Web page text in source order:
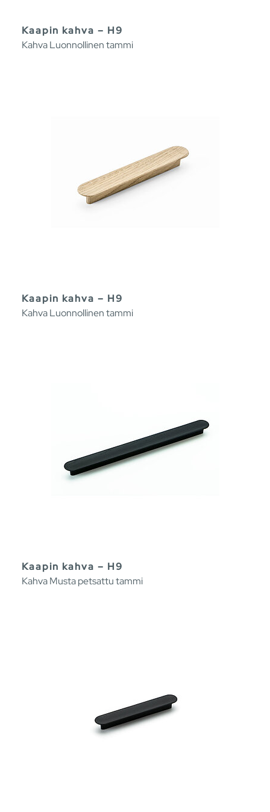
Kaapin kahva – H9
Kahva Luonnollinen tammi
Kaapin kahva – H9
Kahva Luonnollinen tammi
Kaapin kahva – H9
Kahva Musta petsattu tammi